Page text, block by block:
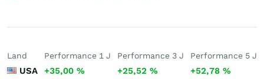
Land
USA
Performance 1 J
+35,00 %
Performance 3 J
+25,52 %
Performance 5 J
+52,78 %